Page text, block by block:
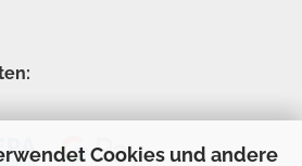
Cookies und andere